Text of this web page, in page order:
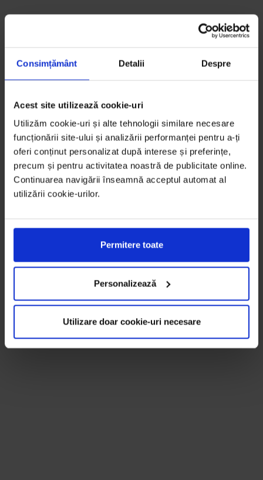
Consimțământ Detalii Despre
Acest site utilizează cookie-uri
Utilizăm cookie-uri și alte tehnologii similare necesare
funcționării site-ului și analizării performanței pentru a-ți
oferi conținut personalizat după interese și preferințe,
precum și pentru activitatea noastră de publicitate online.
Continuarea navigării înseamnă acceptul automat al
utilizării cookie-urilor.
Permitere toate
Personalizează
Utilizare doar cookie-uri necesare